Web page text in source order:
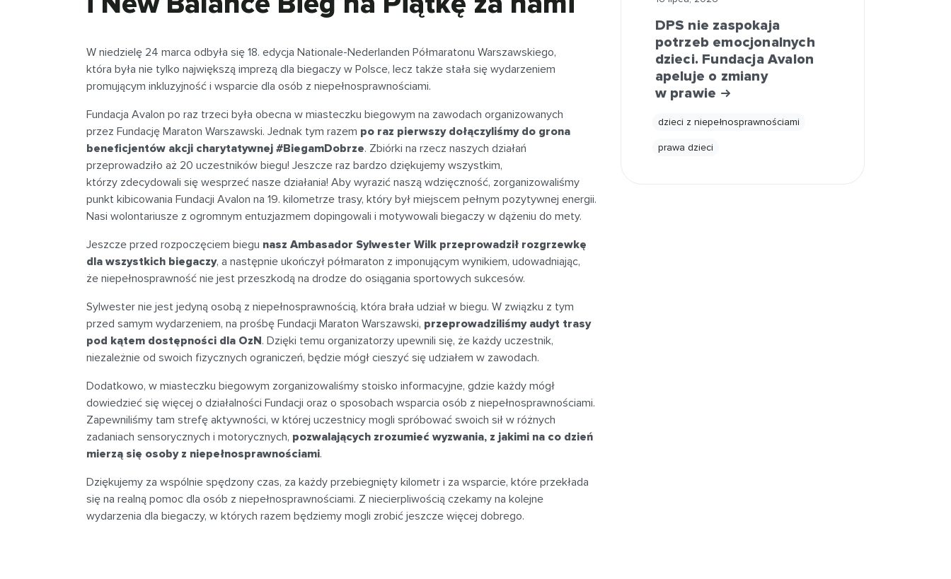
W niedzielę 24 marca odbyła się 18. edycja Nationale-Nederlanden Półmaratonu Warszawskiego,
która była nie tylko największą imprezą dla biegaczy w Polsce, lecz także stała się wydarzeniem
promującym inkluzyjność i wsparcie dla osób z niepełnosprawnościami.
Fundacja Avalon po raz trzeci była obecna w miasteczku biegowym na zawodach organizowanych
przez Fundację Maraton Warszawski. Jednak tym razem po raz pierwszy dołączyliśmy do grona
beneficjentów akcji charytatywnej #BiegamDobrze. Zbiórki na rzecz naszych działań
przeprowadziło aż 20 uczestników biegu! Jeszcze raz bardzo dziękujemy wszystkim,
którzy zdecydowali się wesprzeć nasze działania! Aby wyrazić naszą wdzięczność, zorganizowaliśmy
punkt kibicowania Fundacji Avalon na 19. kilometrze trasy, który był miejscem pełnym pozytywnej energii.
Nasi wolontariusze z ogromnym entuzjazmem dopingowali i motywowali biegaczy w dążeniu do mety.
Jeszcze przed rozpoczęciem biegu nasz Ambasador Sylwester Wilk przeprowadził rozgrzewkę
dla wszystkich biegaczy, a następnie ukończył półmaraton z imponującym wynikiem, udowadniając,
że niepełnosprawność nie jest przeszkodą na drodze do osiągania sportowych sukcesów.
Sylwester nie jest jedyną osobą z niepełnosprawnością, która brała udział w biegu. W związku z tym
przed samym wydarzeniem, na prośbę Fundacji Maraton Warszawski, przeprowadziliśmy audyt trasy
pod kątem dostępności dla OzN. Dzięki temu organizatorzy upewnili się, że każdy uczestnik,
niezależnie od swoich fizycznych ograniczeń, będzie mógł cieszyć się udziałem w zawodach.
Dodatkowo, w miasteczku biegowym zorganizowaliśmy stoisko informacyjne, gdzie każdy mógł
dowiedzieć się więcej o działalności Fundacji oraz o sposobach wsparcia osób z niepełnosprawnościami.
Zapewniliśmy tam strefę aktywności, w której uczestnicy mogli spróbować swoich sił w różnych
zadaniach sensorycznych i motorycznych, pozwalających zrozumieć wyzwania, z jakimi na co dzień
mierzą się osoby z niepełnosprawnościami.
Dziękujemy za wspólnie spędzony czas, za każdy przebiegnięty kilometr i za wsparcie, które przekłada
się na realną pomoc dla osób z niepełnosprawnościami. Z niecierpliwością czekamy na kolejne
wydarzenia dla biegaczy, w których razem będziemy mogli zrobić jeszcze więcej dobrego.
DPS nie zaspokaja
potrzeb emocjonalnych
dzieci. Fundacja Avalon
apeluje o zmiany
w prawie
dzieci z niepełnosprawnościami
prawa dzieci